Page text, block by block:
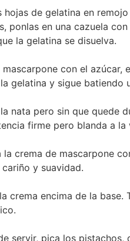
hojas de gelatina en
ponlas en una cazuela
la gelatina se disuelva.
mascarpone con el azúcar,
gelatina y sigue batiendo
nata pero sin que quede
firme pero blanda a la
la crema de mascarpone
cariño y suavidad.
crema encima de la base.
servir, pica los